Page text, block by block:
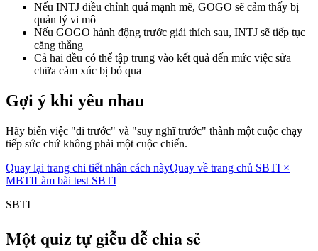
Nếu INTJ điều chỉnh quá mạnh mẽ, GOGO sẽ cảm thấy bị
quản lý vi mô
Nếu GOGO hành động trước giải thích sau, INTJ sẽ tiếp tục
căng thẳng
Cả hai đều có thể tập trung vào kết quả đến mức việc sửa
chữa cảm xúc bị bỏ qua
Gợi ý khi yêu nhau
Hãy biến việc "đi trước" và "suy nghĩ trước" thành một cuộc chạy
tiếp sức chứ không phải một cuộc chiến.
Quay lại trang chi tiết nhân cách nàyQuay về trang chủ SBTI ×
MBTILàm bài test SBTI
SBTI
Một quiz tự giễu dễ chia sẻ